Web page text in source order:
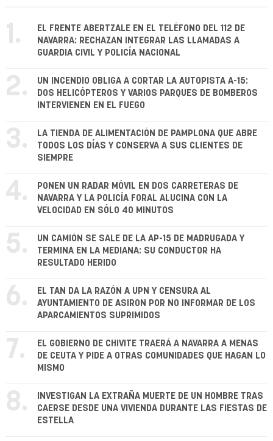
1.
EL FRENTE ABERTZALE EN EL TELÉFONO DEL 112 DE
NAVARRA: RECHAZAN INTEGRAR LAS LLAMADAS A
GUARDIA CIVIL Y POLICÍA NACIONAL
2.
UN INCENDIO OBLIGA A CORTAR LA AUTOPISTA A-15:
DOS HELICÓPTEROS Y VARIOS PARQUES DE BOMBEROS
INTERVIENEN EN EL FUEGO
3.
LA TIENDA DE ALIMENTACIÓN DE PAMPLONA QUE ABRE
TODOS LOS DÍAS Y CONSERVA A SUS CLIENTES DE
SIEMPRE
4.
PONEN UN RADAR MÓVIL EN DOS CARRETERAS DE
NAVARRA Y LA POLICÍA FORAL ALUCINA CON LA
VELOCIDAD EN SÓLO 40 MINUTOS
5.
UN CAMIÓN SE SALE DE LA AP-15 DE MADRUGADA Y
TERMINA EN LA MEDIANA: SU CONDUCTOR HA
RESULTADO HERIDO
6.
EL TAN DA LA RAZÓN A UPN Y CENSURA AL
AYUNTAMIENTO DE ASIRON POR NO INFORMAR DE LOS
APARCAMIENTOS SUPRIMIDOS
7.
EL GOBIERNO DE CHIVITE TRAERÁ A NAVARRA A MENAS
DE CEUTA Y PIDE A OTRAS COMUNIDADES QUE HAGAN LO
MISMO
8.
INVESTIGAN LA EXTRAÑA MUERTE DE UN HOMBRE TRAS
CAERSE DESDE UNA VIVIENDA DURANTE LAS FIESTAS DE
ESTELLA